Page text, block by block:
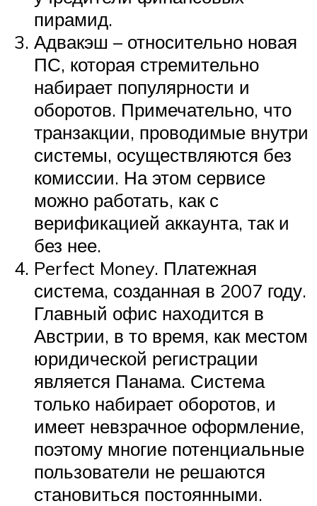
пирамид.
Адвакэш – относительно новая
ПС, которая стремительно
набирает популярности и
оборотов. Примечательно, что
транзакции, проводимые внутри
системы, осуществляются без
комиссии. На этом сервисе
можно работать, как с
верификацией аккаунта, так и
без нее.
Perfect Money. Платежная
система, созданная в 2007 году.
Главный офис находится в
Австрии, в то время, как местом
юридической регистрации
является Панама. Система
только набирает оборотов, и
имеет невзрачное оформление,
поэтому многие потенциальные
пользователи не решаются
становиться постоянными.